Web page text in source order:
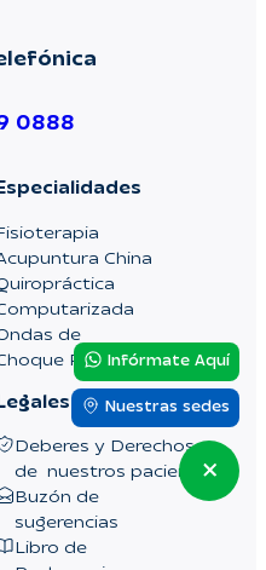
0888
China
de
Radial
Deberes y Derechos
de nuestros pacientes
Buzón de
sugerencias
Libro de
Infórmate Aquí
Nuestras sedes